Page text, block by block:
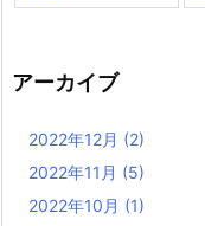
アーカイブ
2022年12月 (2)
2022年11月 (5)
2022年10月 (1)